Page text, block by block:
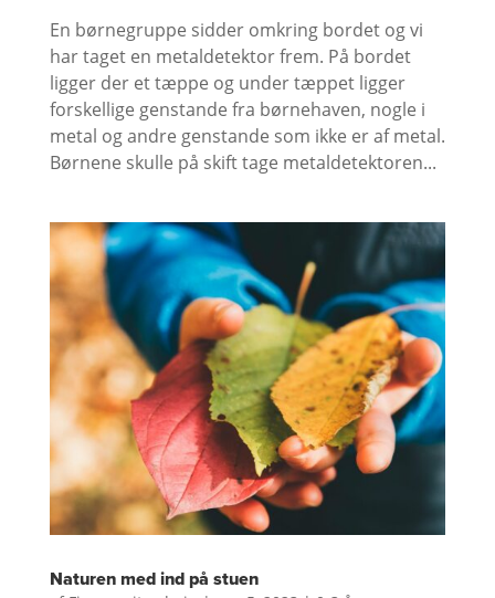
En børnegruppe sidder omkring bordet og vi
har taget en metaldetektor frem. På bordet
ligger der et tæppe og under tæppet ligger
forskellige genstande fra børnehaven, nogle i
metal og andre genstande som ikke er af metal.
Børnene skulle på skift tage metaldetektoren...
Naturen med ind på stuen